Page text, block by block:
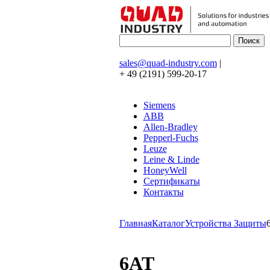
sales@quad-industry.com|
+ 49 (2191) 599-20-17
Siemens
ABB
Allen-Bradley
Pepperl-Fuchs
Leuze
Leine & Linde
HoneyWell
Сертификаты
Контакты
ГлавнаяКаталогУстройства Защиты
6AT